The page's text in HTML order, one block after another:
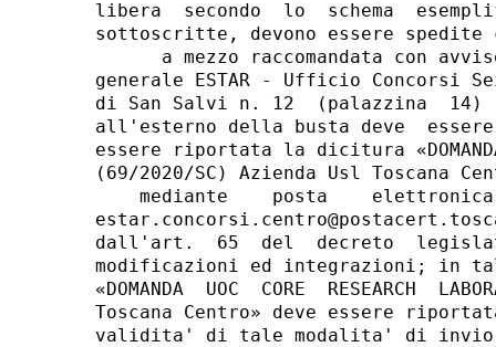
libera  secondo  lo  schema
sottoscritte, devono essere
a mezzo raccomandata con
generale ESTAR - Ufficio Concorsi
di San Salvi n. 12  (palazzina
all'esterno della busta deve
essere riportata la dicitura «DOMANDA
(69/2020/SC) Azienda Usl Toscana
mediante    posta
dall'art.  65  del  decreto
modificazioni ed integrazioni; in
«DOMANDA  UOC  CORE  RESEARCH
Toscana Centro» deve essere
validita' di tale modalita' di